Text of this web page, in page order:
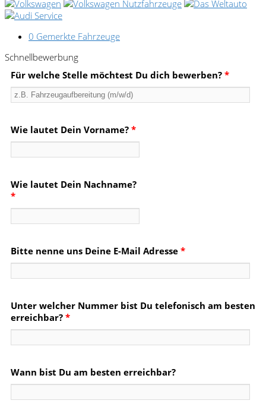
0 Gemerkte Fahrzeuge
Schnellbewerbung
Für welche Stelle möchtest Du dich bewerben? *
Wie lautet Dein Vorname? *
Wie lautet Dein Nachname?
*
Bitte nenne uns Deine E-Mail Adresse *
Unter welcher Nummer bist Du telefonisch am besten
erreichbar? *
Wann bist Du am besten erreichbar?